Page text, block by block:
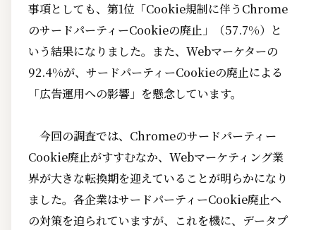
事項としても、第1位「Cookie規制に伴うChrome
のサードパーティーCookieの廃止」（57.7%）と
いう結果になりました。また、Webマーケターの
92.4%が、サードパーティーCookieの廃止による
「広告運用への影響」を懸念しています。
今回の調査では、Chromeのサードパーティー
Cookie廃止がすすむなか、Webマーケティング業
界が大きな転換期を迎えていることが明らかになり
ました。各企業はサードパーティーCookie廃止へ
の対策を迫られていますが、これを機に、データプ